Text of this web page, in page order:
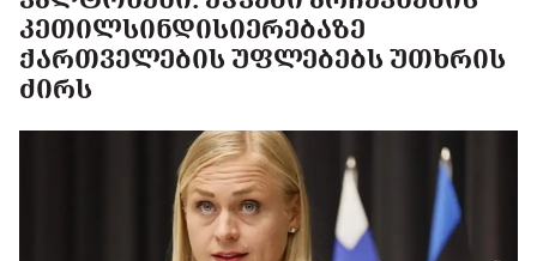
ᲙᲔᲗᲘᲚᲡᲘᲜᲓᲘᲡᲘᲔᲠᲔᲑᲐᲖᲔ
ᲥᲐᲠᲗᲕᲔᲚᲔᲑᲘᲡ ᲣᲤᲚᲔᲑᲔᲑᲡ ᲣᲗᲮᲠᲘᲡ
ᲫᲘᲠᲡ